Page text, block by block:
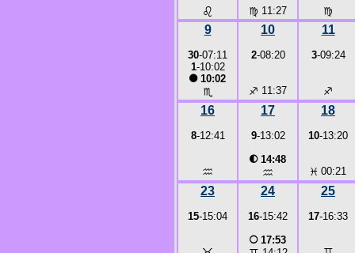
♌ ♍ 11:27 ♍
9
30-07:11
1-10:02
●10:02
♏
10
2-08:20
♐ 11:37
11
3-09:24
♐
16
8-12:41
♒
17
9-13:02
◐14:48
♒
18
10-13:20
♓ 00:21
23
15-15:04
24
16-15:42
○17:53
25
17-16:33